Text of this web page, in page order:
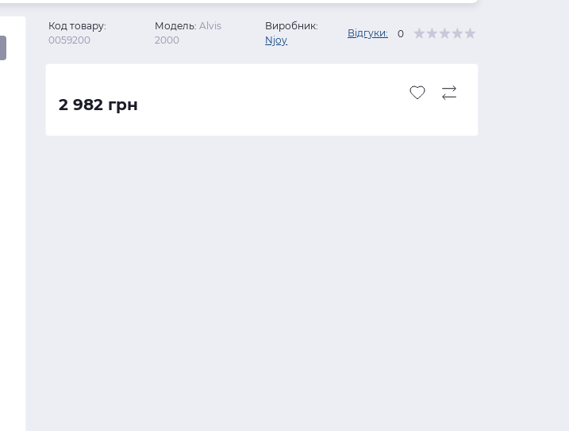
Код товару:
0059200
Модель: Alvis
2000
Виробник:
Njoy
Відгуки: 0
2 982 грн